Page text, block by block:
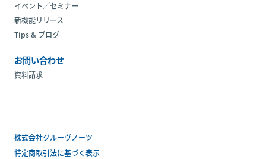
イベント／セミナー
新機能リリース
Tips & ブログ
お問い合わせ
資料請求
株式会社グルーヴノーツ
特定商取引法に基づく表示